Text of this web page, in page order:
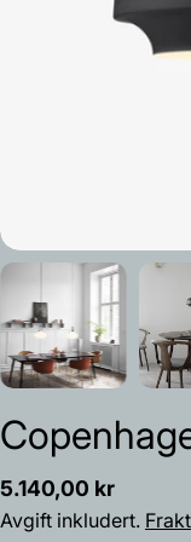
Vanlig
pris
5.140,00 kr
Avgift inkludert. Frakt